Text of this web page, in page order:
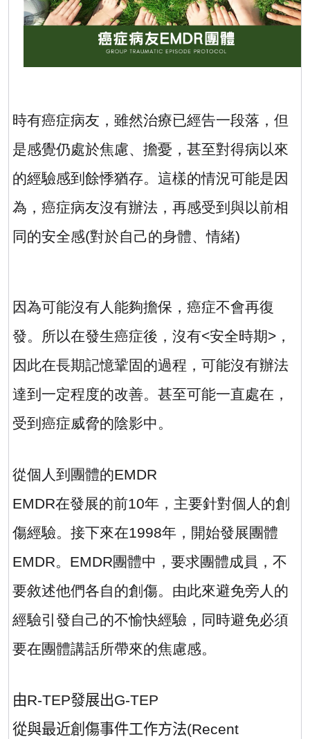
時有癌症病友，雖然治療已經告一段落，但
是感覺仍處於焦慮、擔憂，甚至對得病以來
的經驗感到餘悸猶存。這樣的情況可能是因
為，癌症病友沒有辦法，再感受到與以前相
同的安全感(對於自己的身體、情緒)
因為可能沒有人能夠擔保，癌症不會再復
發。所以在發生癌症後，沒有<安全時期> ，
因此在長期記憶鞏固的過程，可能沒有辦法
達到一定程度的改善。甚至可能一直處在，
受到癌症威脅的陰影中。
從個人到團體的EMDR
EMDR在發展的前10年，主要針對個人的創
傷經驗。接下來在1998年，開始發展團體
EMDR。 EMDR團體中，要求團體成員，不
要敘述他們各自的創傷。由此來避免旁人的
經驗引發自己的不愉快經驗，同時避免必須
要在團體講話所帶來的焦慮感。
由R-TEP發展出G-TEP
從與最近創傷事件工作方法(Recent